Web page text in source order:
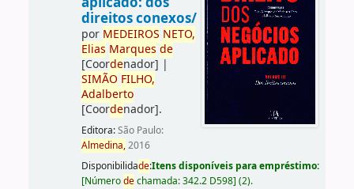
direitos conexos/
por MEDEIROS NETO,
Elias Marques de
[Coordenador] |
SIMÃO FILHO,
Adalberto
[Coordenador].
Editora:São Paulo:
Almedina,2016
Disponibilidade:Itens disponíveis para empréstimo:
[Númerodechamada:342.2 D598] (2).